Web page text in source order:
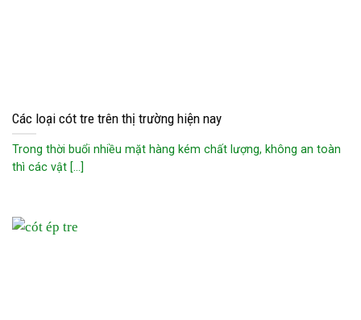
Các loại cót tre trên thị trường hiện nay
Trong thời buổi nhiều mặt hàng kém chất lượng, không an toàn
thì các vật [...]